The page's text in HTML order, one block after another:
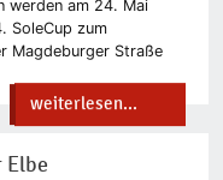
werden am 24. Mai
SoleCup zum
Magdeburger Straße
weiterlesen...
Elbe